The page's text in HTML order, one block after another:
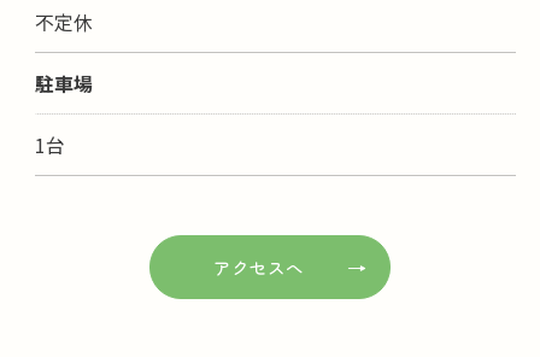
不定休
駐車場
1台
アクセスへ